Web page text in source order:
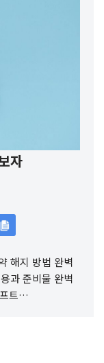
자
해지 방법 완벽
과 준비물 완벽
트…